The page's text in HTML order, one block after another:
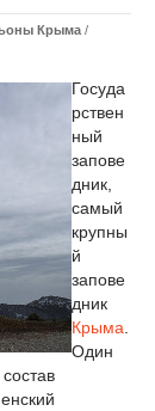
Крыма /
Госуда
рствен
ный
запове
дник,
самый
крупны
й
запове
дник
Крыма
Один